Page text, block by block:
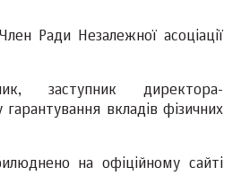
Ради Незалежної асоціації
заступник директора-
вкладів фізичних
на офіційному сайті